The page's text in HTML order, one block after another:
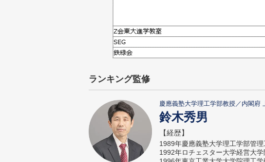
ランキング監修
慶應義塾大学理工学部教授／内閣府
鈴木秀男
【経歴】
1989年慶應義塾大学理工学部管理
1992年ロチェスター大学経営大学